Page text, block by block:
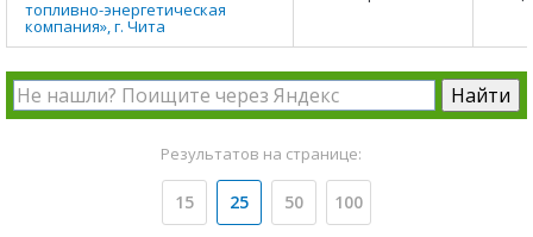
топливно-энергетическая
компания», г. Чита
Результатов на странице:
15 25 50 100